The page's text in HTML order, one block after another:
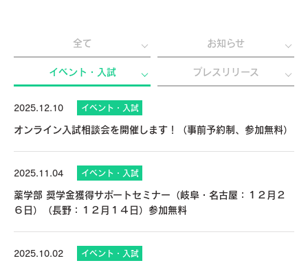
全て お知らせ
イベント・入試 プレスリリース
2025.12.10 イベント・入試
オンライン入試相談会を開催します！（事前予約制、参加無料）
2025.11.04 イベント・入試
薬学部 奨学金獲得サポートセミナー（岐阜・名古屋：１２月２
６日）（長野：１２月１４日）参加無料
2025.10.02 イベント・入試